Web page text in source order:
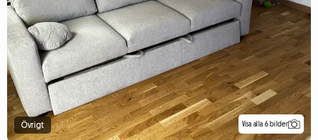
Övrigt Visa alla 6 bilder